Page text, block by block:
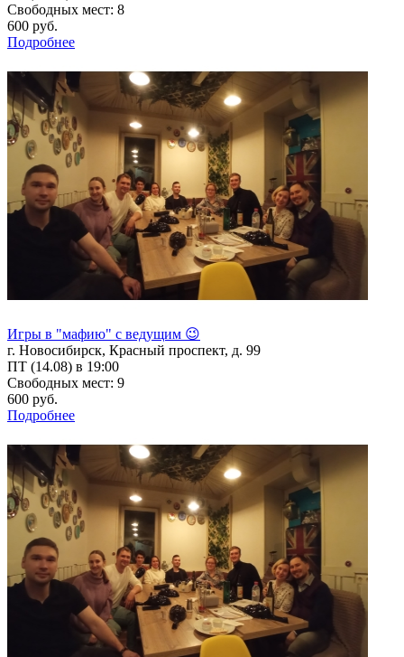
Свободных мест: 8
600 руб.
Подробнее
Игры в "мафию" с ведущим 😉
г. Новосибирск, Красный проспект, д. 99
ПТ (14.08) в 19:00
Свободных мест: 9
600 руб.
Подробнее